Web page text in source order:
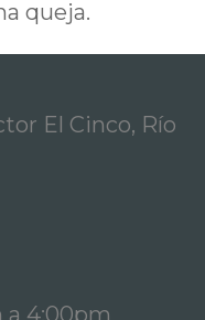
queja.
El Cinco, Río
a 4:00pm